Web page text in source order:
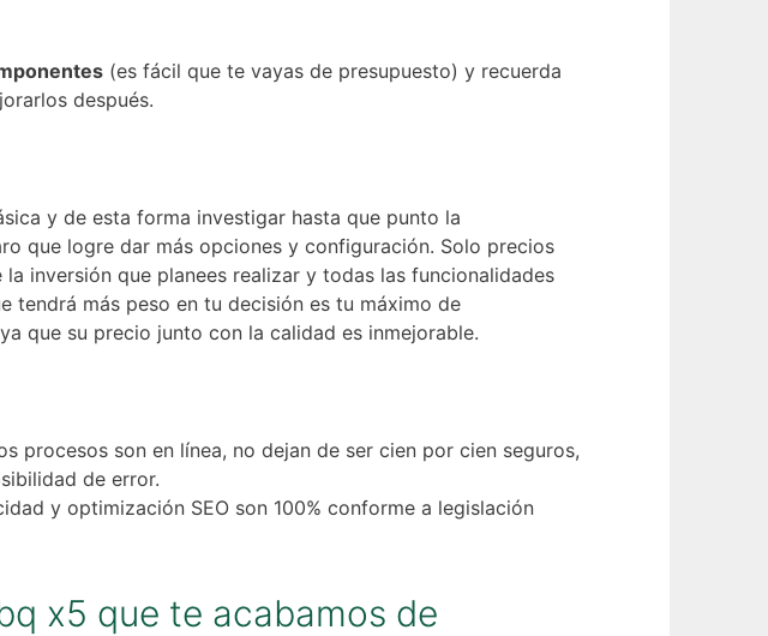
(es fácil que te vayas de presupuesto) y recuerda
después.
y de esta forma investigar hasta que punto la
que logre dar más opciones y configuración. Solo precios
inversión que planees realizar y todas las funcionalidades
tendrá más peso en tu decisión es tu máximo de
que su precio junto con la calidad es inmejorable.
procesos son en línea, no dejan de ser cien por cien seguros,
de error.
y optimización SEO son 100% conforme a legislación
x5 que te acabamos de